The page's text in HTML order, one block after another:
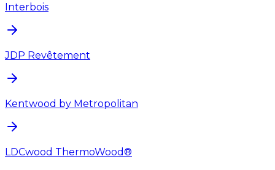
Interbois
JDP Revêtement
Kentwood by Metropolitan
LDCwood ThermoWood®